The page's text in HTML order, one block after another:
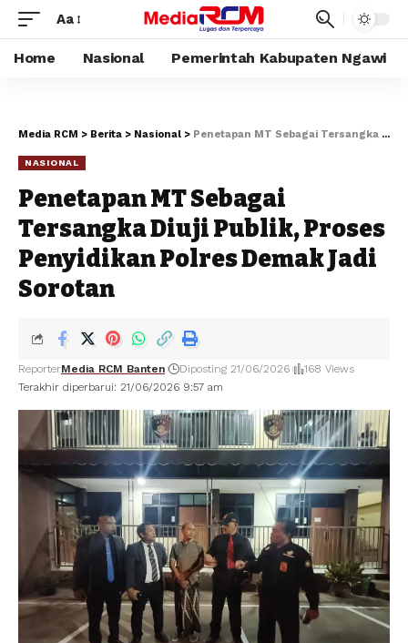
Aa
Home Nasional Pemerintah Kabupaten Ngawi
Media RCM > Berita > Nasional > Penetapan MT Sebagai Tersangka Diuji Publik, Proses Penyidikan Polres Demak Jadi Sorotan
NASIONAL
Penetapan MT Sebagai
Tersangka Diuji Publik, Proses
Penyidikan Polres Demak Jadi
Sorotan
Terakhir diperbarui: 21/06/2026 9:57 am
ReporterMedia RCM Banten Diposting 21/06/2026 168 Views